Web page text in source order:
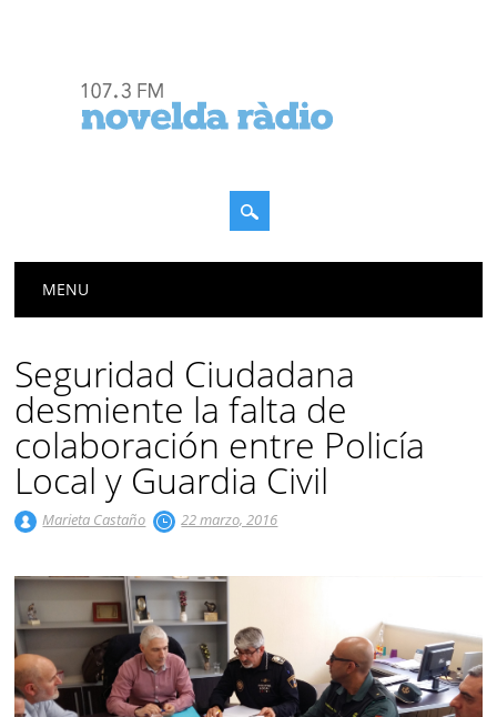
Menú principal
MENU
Seguridad Ciudadana
desmiente la falta de
colaboración entre Policía
Local y Guardia Civil
Marieta Castaño 22 marzo, 2016